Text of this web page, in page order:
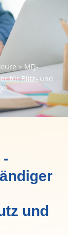
> MFJ-
für Blitz- und
und